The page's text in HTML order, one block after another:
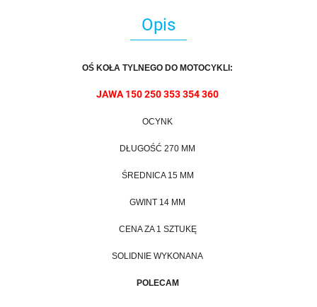
Opis
OŚ KOŁA TYLNEGO DO MOTOCYKLI:
JAWA 150 250 353 354 360
OCYNK
DŁUGOŚĆ 270 MM
ŚREDNICA 15 MM
GWINT 14 MM
CENA ZA 1 SZTUKĘ
SOLIDNIE WYKONANA
POLECAM